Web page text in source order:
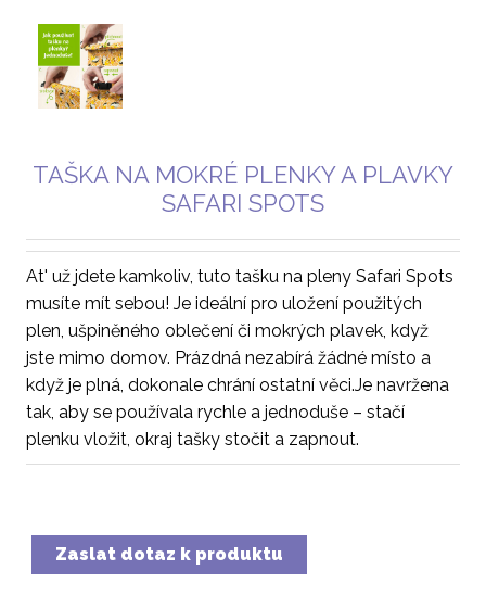
TAŠKA NA MOKRÉ PLENKY A PLAVKY
SAFARI SPOTS
At' už jdete kamkoliv, tuto tašku na pleny Safari Spots
musíte mít sebou! Je ideální pro uložení použitých
plen, ušpiněného oblečení či mokrých plavek, když
jste mimo domov. Prázdná nezabírá žádné místo a
když je plná, dokonale chrání ostatní věci.Je navržena
tak, aby se používala rychle a jednoduše – stačí
plenku vložit, okraj tašky stočit a zapnout.
Zaslat dotaz k produktu